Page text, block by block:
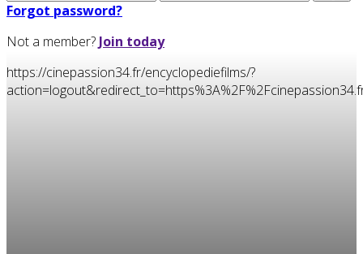
Forgot password?
Not a member? Join today
https://cinepassion34.fr/encyclopediefilms/?